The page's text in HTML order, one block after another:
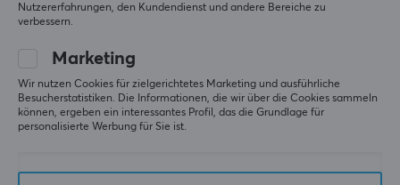
Unterhaltungselektronik in Schweden und verfügt über
STREETZ und Deltaco Smart Home. Im Jahr 2017
sich ausschließlich auf die Entwicklung von Gaming-
Produkten konzentriert.
TECHNISCHE DATEN
GEBE EINE BEWERTUNG AB
Mehr aus unserer
Community
Nutzererfahrungen, den Kundendienst und andere Bereiche zu
verbessern.
Marketing
Wir nutzen Cookies für zielgerichtetes Marketing und ausführliche
Besucherstatistiken. Die Informationen, die wir über die Cookies sammeln
können, ergeben ein interessantes Profil, das die Grundlage für
personalisierte Werbung für Sie ist.